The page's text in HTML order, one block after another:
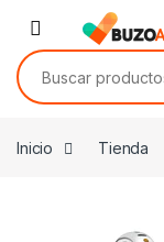
Skip to navigation
Skip to content
Buscar por:
Inicio Tienda